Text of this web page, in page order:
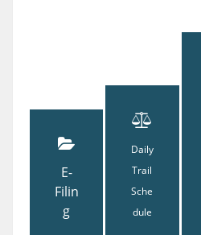
E-
Filin
g
Daily
Trail
Sche
dule